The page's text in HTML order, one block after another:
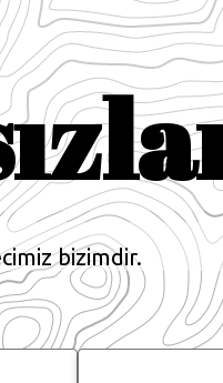
bizimdir.